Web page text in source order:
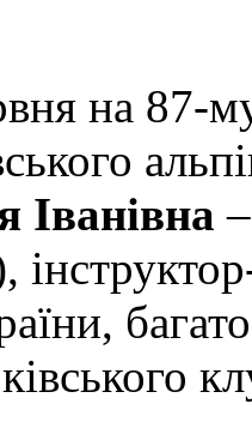
на 87-
Іванівна